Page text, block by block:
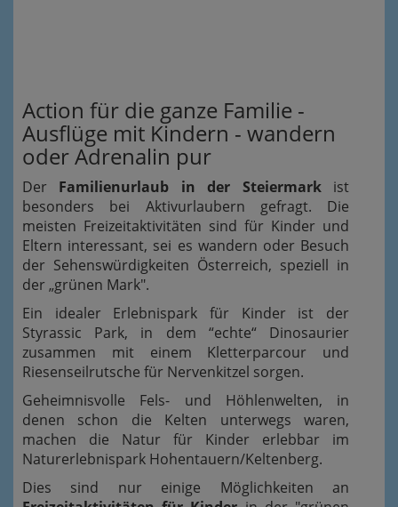
Action für die ganze Familie -
Ausflüge mit Kindern - wandern
oder Adrenalin pur
Der Familienurlaub in der Steiermarkist
besonders bei Aktivurlaubern gefragt. Die
meisten Freizeitaktivitäten sind für Kinder und
Eltern interessant, sei es wandern oder Besuch
der Sehenswürdigkeiten Österreich, speziell in
der „grünen Mark".
Ein idealer Erlebnispark für Kinder ist der
Styrassic Park, in dem “echte“ Dinosaurier
zusammen mit einem Kletterparcour und
Riesenseilrutsche für Nervenkitzel sorgen.
Geheimnisvolle Fels- und Höhlenwelten, in
denen schon die Kelten unterwegs waren,
machen die Natur für Kinder erlebbar im
Naturerlebnispark Hohentauern/Keltenberg.
Dies sind nur einige Möglichkeiten an